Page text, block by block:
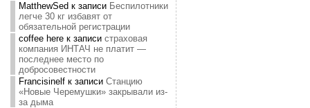
MatthewSed к записи Беспилотники
легче 30 кг избавят от
обязательной регистрации
coffee hereк записи страховая
компания ИНТАЧ не платит —
последнее место по
добросовестности
Francisinelfк записи Станцию
«Новые Черемушки» закрывали из-
за дыма